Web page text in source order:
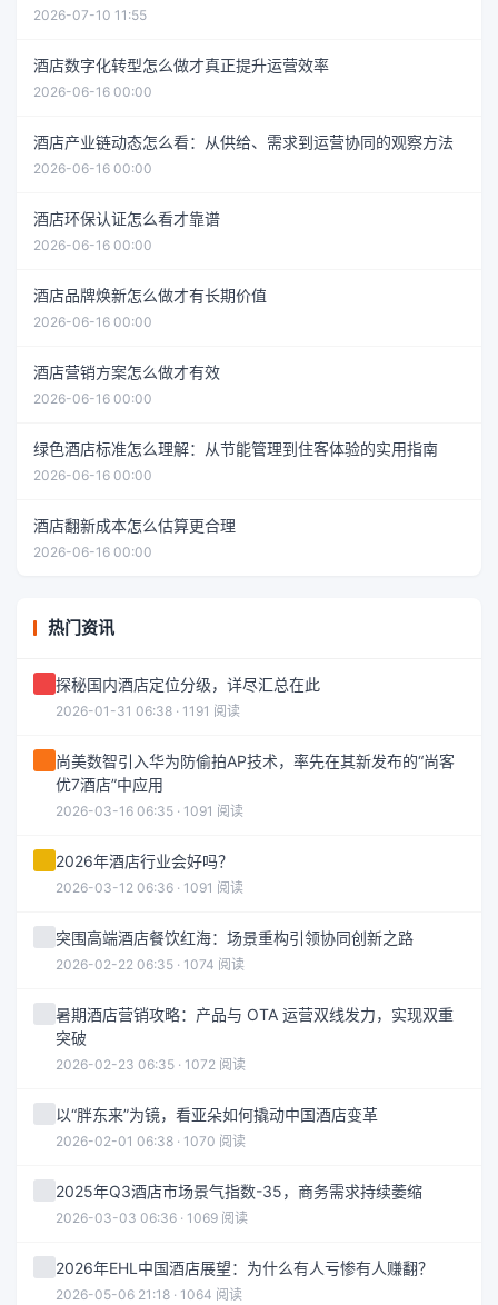
2026-07-10 11:55
酒店数字化转型怎么做才真正提升运营效率
2026-06-16 00:00
酒店产业链动态怎么看：从供给、需求到运营协同的观察方法
2026-06-16 00:00
酒店环保认证怎么看才靠谱
2026-06-16 00:00
酒店品牌焕新怎么做才有长期价值
2026-06-16 00:00
酒店营销方案怎么做才有效
2026-06-16 00:00
绿色酒店标准怎么理解：从节能管理到住客体验的实用指南
2026-06-16 00:00
酒店翻新成本怎么估算更合理
2026-06-16 00:00
热门资讯
探秘国内酒店定位分级，详尽汇总在此
2026-01-31 06:38 · 1191 阅读
尚美数智引入华为防偷拍AP技术，率先在其新发布的“尚客
优7酒店”中应用
2026-03-16 06:35 · 1091 阅读
2026年酒店行业会好吗？
2026-03-12 06:36 · 1091 阅读
突围高端酒店餐饮红海：场景重构引领协同创新之路
2026-02-22 06:35 · 1074 阅读
暑期酒店营销攻略：产品与 OTA 运营双线发力，实现双重
突破
2026-02-23 06:35 · 1072 阅读
以“胖东来”为镜，看亚朵如何撬动中国酒店变革
2026-02-01 06:38 · 1070 阅读
2025年Q3酒店市场景气指数-35，商务需求持续萎缩
2026-03-03 06:36 · 1069 阅读
2026年EHL中国酒店展望：为什么有人亏惨有人赚翻？
2026-05-06 21:18 · 1064 阅读